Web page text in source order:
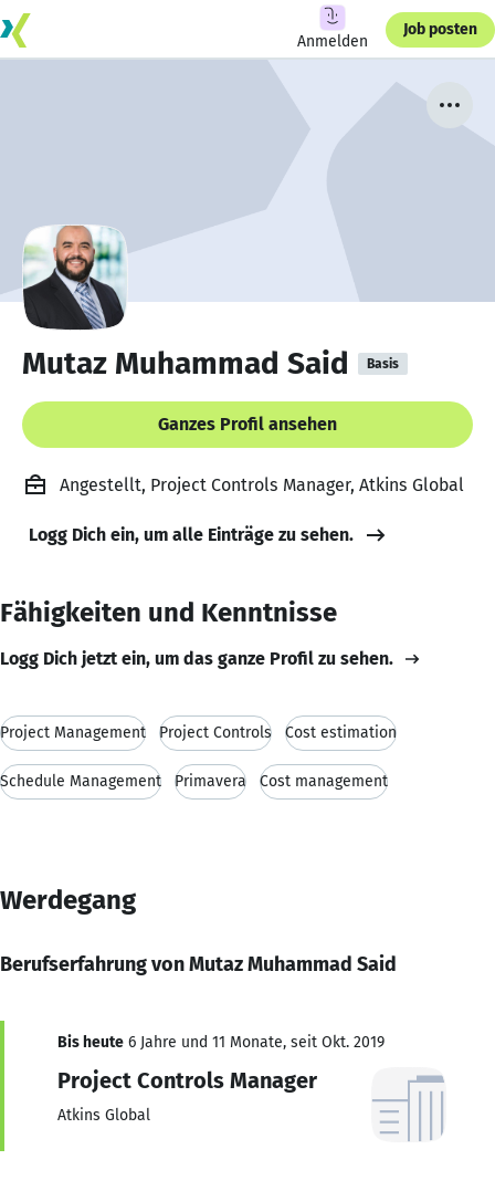
Anmelden
Job posten
Mutaz Muhammad Said Basis
Ganzes Profil ansehen
Angestellt, Project Controls Manager, Atkins Global
Logg Dich ein, um alle Einträge zu sehen.
Fähigkeiten und Kenntnisse
Logg Dich jetzt ein, um das ganze Profil zu sehen.
Project Management Project Controls Cost estimation
Schedule Management Primavera Cost management
Werdegang
Berufserfahrung von Mutaz Muhammad Said
Bis heute 6 Jahre und 11 Monate, seit Okt. 2019
Project Controls Manager
Atkins Global